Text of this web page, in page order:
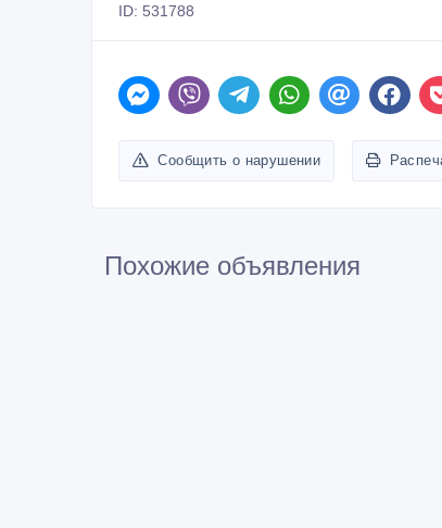
ID: 531788
Сообщить о нарушении
Похожие объявления